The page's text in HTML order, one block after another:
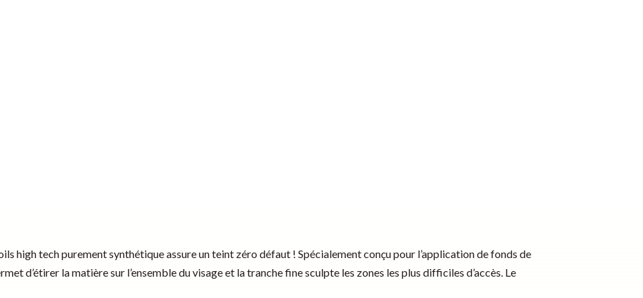
high tech purement synthétique assure un teint zéro défaut ! Spécialement conçu pour l’application de fonds de
d’étirer la matière sur l’ensemble du visage et la tranche fine sculpte les zones les plus difficiles d’accès. Le